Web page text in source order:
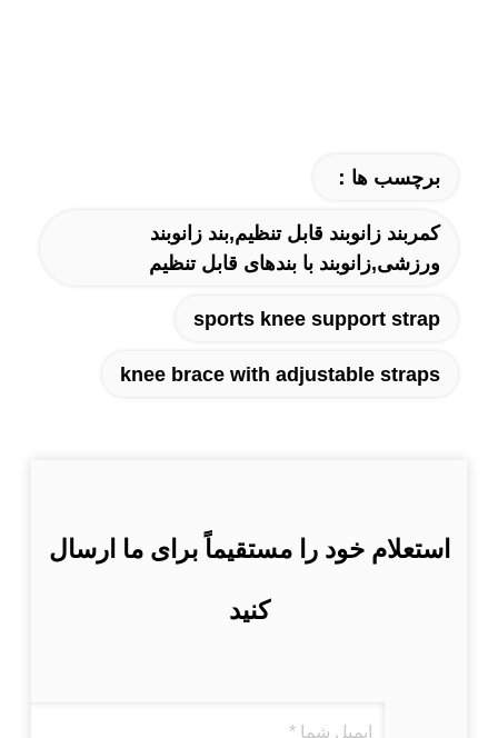
برچسب ها：
کمربند زانوبند قابل تنظیم,بند زانوبند
ورزشی,زانوبند با بندهای قابل تنظیم
sports knee support strap
knee brace with adjustable straps
استعلام خود را مستقیماً برای ما ارسال
کنید